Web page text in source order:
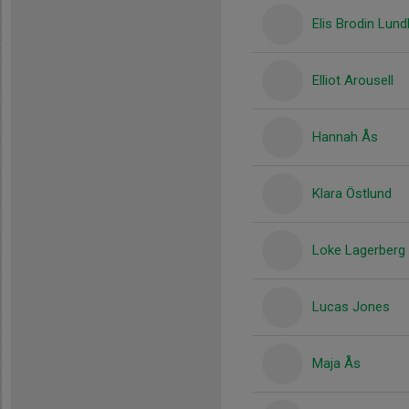
Elis Brodin
Elliot Arousell
Hannah Ås
Klara Östlund
Loke Lagerberg
Lucas Jones
Maja Ås